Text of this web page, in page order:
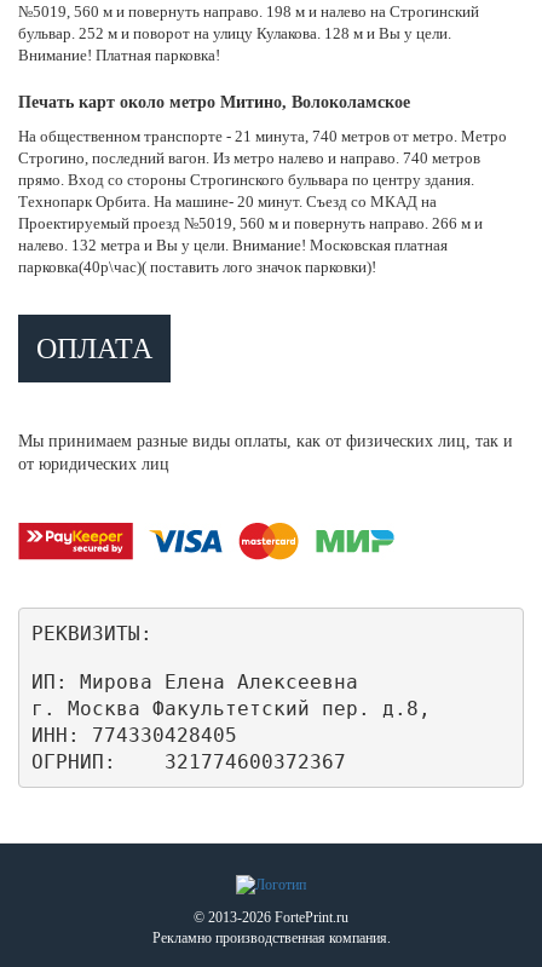
№5019, 560 м и повернуть направо. 198 м и налево на Строгинский
бульвар. 252 м и поворот на улицу Кулакова. 128 м и Вы у цели.
Внимание! Платная парковка!
Печать карт около метро Митино, Волоколамское
На общественном транспорте - 21 минута, 740 метров от метро. Метро
Строгино, последний вагон. Из метро налево и направо. 740 метров
прямо. Вход со стороны Строгинского бульвара по центру здания.
Технопарк Орбита. На машине- 20 минут. Съезд со МКАД на
Проектируемый проезд №5019, 560 м и повернуть направо. 266 м и
налево. 132 метра и Вы у цели. Внимание! Московская платная
парковка(40р\час)( поставить лого значок парковки)!
ОПЛАТА
Мы принимаем разные виды оплаты, как от физических лиц, так и
от юридических лиц
РЕКВИЗИТЫ:
ИП: Мирова Елена Алексеевна
г. Москва Факультетский пер. д.8,
ИНН: 774330428405
ОГРНИП:    321774600372367
© 2013-2026 FortePrint.ru
Рекламно производственная компания.